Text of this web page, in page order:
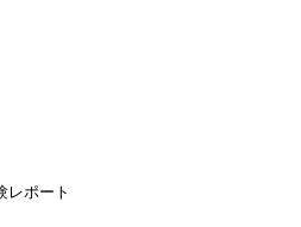
レポート